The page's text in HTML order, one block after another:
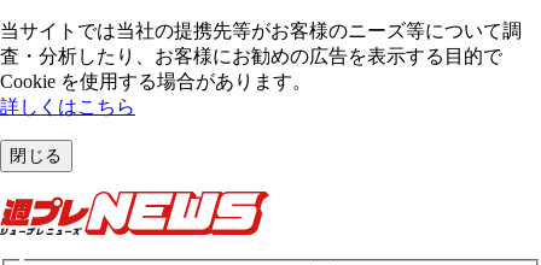
当サイトでは当社の提携先等がお客様のニーズ等について調
査・分析したり、お客様にお勧めの広告を表⽰する⽬的で
Cookie を使⽤する場合があります。
詳しくはこちら
閉じる